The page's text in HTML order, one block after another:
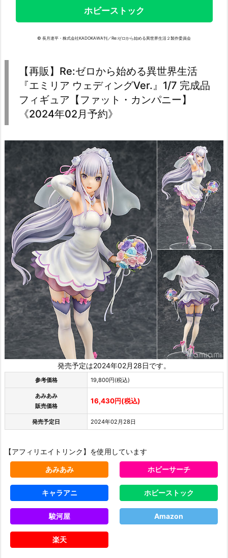
ホビーストック
© 長月達平・株式会社KADOKAWA刊／Re:ゼロから始める異世界生活２製作委員会
【再販】Re:ゼロから始める異世界生活
『エミリア ウェディングVer.』1/7 完成品
フィギュア【ファット・カンパニー】
《2024年02月予約》
発売予定は2024年02月28日です。
参考価格 19,800円(税込)
あみあみ
販売価格
16,430円(税込)
発売予定日 2024年02月28日
【アフィリエイトリンク】を使用しています
あみあみ ホビーサーチ
キャラアニ ホビーストック
駿河屋 Amazon
楽天